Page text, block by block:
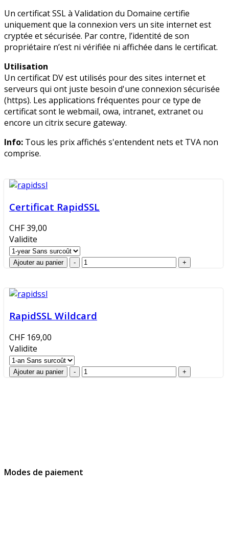
Un certificat SSL à Validation du Domaine certifie
uniquement que la connexion vers un site internet est
cryptée et sécurisée. Par contre, l’identité de son
propriétaire n’est ni vérifiée ni affichée dans le certificat.
Utilisation
Un certificat DV est utilisés pour des sites internet et
serveurs qui ont juste besoin d'une connexion sécurisée
(https). Les applications fréquentes pour ce type de
certificat sont le webmail, owa, intranet, extranet ou
encore un citrix secure gateway.
Info: Tous les prix affichés s'entendent nets et TVA non
comprise.
Certificat RapidSSL
CHF 39,00
Validite
RapidSSL Wildcard
CHF 169,00
Validite
Modes de paiement